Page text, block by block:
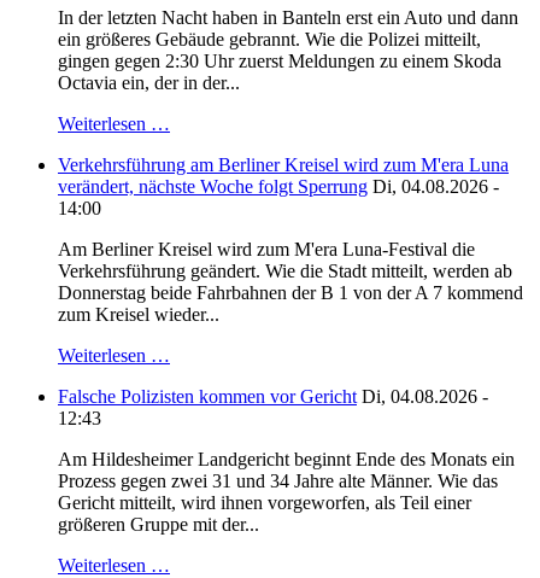
In der letzten Nacht haben in Banteln erst ein Auto und dann
ein größeres Gebäude gebrannt. Wie die Polizei mitteilt,
gingen gegen 2:30 Uhr zuerst Meldungen zu einem Skoda
Octavia ein, der in der...
Weiterlesen …
Verkehrsführung am Berliner Kreisel wird zum M'era Luna
verändert, nächste Woche folgt Sperrung Di, 04.08.2026 -
14:00
Am Berliner Kreisel wird zum M'era Luna-Festival die
Verkehrsführung geändert. Wie die Stadt mitteilt, werden ab
Donnerstag beide Fahrbahnen der B 1 von der A 7 kommend
zum Kreisel wieder...
Weiterlesen …
Falsche Polizisten kommen vor Gericht Di, 04.08.2026 -
12:43
Am Hildesheimer Landgericht beginnt Ende des Monats ein
Prozess gegen zwei 31 und 34 Jahre alte Männer. Wie das
Gericht mitteilt, wird ihnen vorgeworfen, als Teil einer
größeren Gruppe mit der...
Weiterlesen …